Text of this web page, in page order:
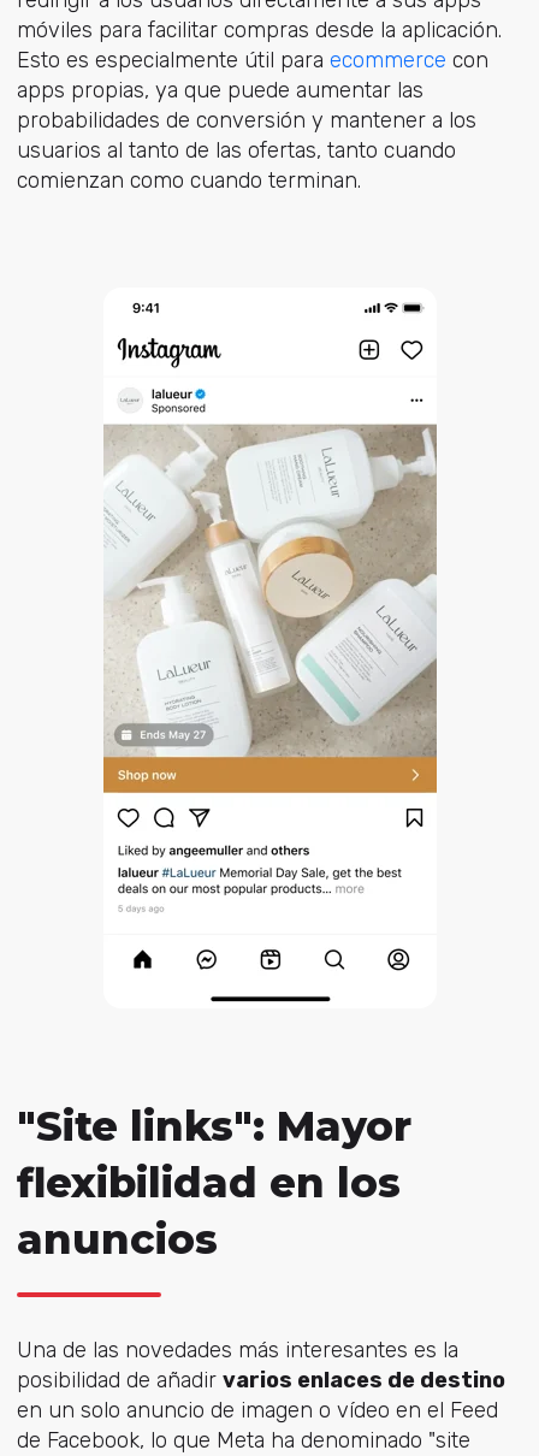
móviles para facilitar compras desde la aplicación.
Esto es especialmente útil para ecommerce con
apps propias, ya que puede aumentar las
probabilidades de conversión y mantener a los
usuarios al tanto de las ofertas, tanto cuando
comienzan como cuando terminan.
"Site links": Mayor
flexibilidad en los
anuncios
Una de las novedades más interesantes es la
posibilidad de añadir varios enlaces de destino
en un solo anuncio de imagen o vídeo en el Feed
de Facebook, lo que Meta ha denominado "site